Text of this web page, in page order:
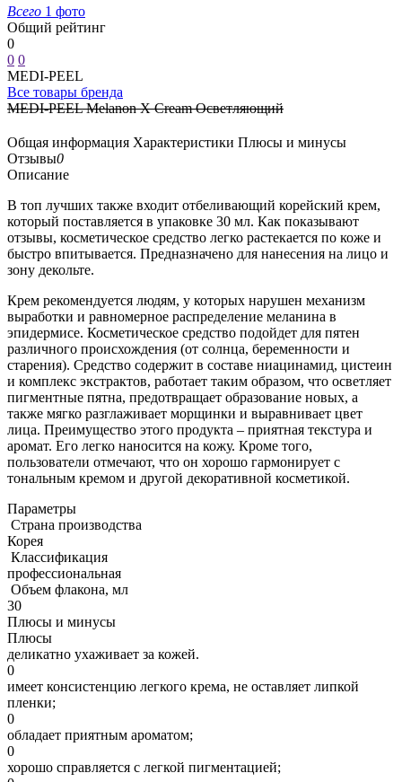
Всего 1 фото
Общий рейтинг
0
0 0
MEDI-PEEL
Все товары бренда
MEDI-PEEL Melanon X Cream Осветляющий
Общая информация Характеристики Плюсы и минусы
Отзывы0
Описание
В топ лучших также входит отбеливающий корейский крем,
который поставляется в упаковке 30 мл. Как показывают
отзывы, косметическое средство легко растекается по коже и
быстро впитывается. Предназначено для нанесения на лицо и
зону декольте.
Крем рекомендуется людям, у которых нарушен механизм
выработки и равномерное распределение меланина в
эпидермисе. Косметическое средство подойдет для пятен
различного происхождения (от солнца, беременности и
старения). Средство содержит в составе ниацинамид, цистеин
и комплекс экстрактов, работает таким образом, что осветляет
пигментные пятна, предотвращает образование новых, а
также мягко разглаживает морщинки и выравнивает цвет
лица. Преимущество этого продукта – приятная текстура и
аромат. Его легко наносится на кожу. Кроме того,
пользователи отмечают, что он хорошо гармонирует с
тональным кремом и другой декоративной косметикой.
Параметры
Страна производства
Корея
Классификация
профессиональная
Объем флакона, мл
30
Плюсы и минусы
Плюсы
деликатно ухаживает за кожей.
0
имеет консистенцию легкого крема, не оставляет липкой
пленки;
0
обладает приятным ароматом;
0
хорошо справляется с легкой пигментацией;